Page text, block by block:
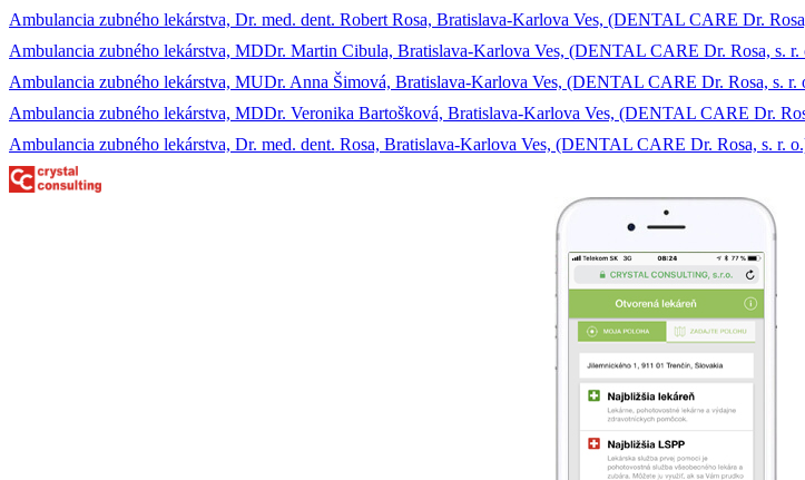
Ambulancia zubného lekárstva, Dr. med. dent. Robert Rosa, Bratislava-Karlova Ves, (DENTAL CARE Dr.
Ambulancia zubného lekárstva, MDDr. Martin Cibula, Bratislava-Karlova Ves, (DENTAL CARE Dr. Rosa, s. r.
Ambulancia zubného lekárstva, MUDr. Anna Šimová, Bratislava-Karlova Ves, (DENTAL CARE Dr. Rosa, s. r.
Ambulancia zubného lekárstva, MDDr. Veronika Bartošková, Bratislava-Karlova Ves, (DENTAL CARE Dr.
Ambulancia zubného lekárstva, Dr. med. dent. Rosa, Bratislava-Karlova Ves, (DENTAL CARE Dr. Rosa, s. r.